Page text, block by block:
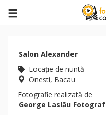
Salon Alexander
Locaţie de nuntă
Onesti, Bacau
Fotografie realizată de
George Laslău Fotograf